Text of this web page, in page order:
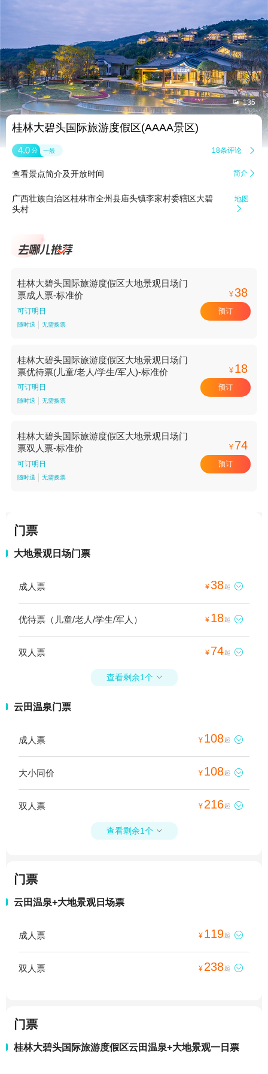
 135
桂林大碧头国际旅游度假区(AAAA景区)
4.0 分 一般 18条评论 
查看景点简介及开放时间 简介 
广西壮族自治区桂林市全州县庙头镇李家村委辖区大碧
头村
地图

桂林大碧头国际旅游度假区大地景观日场门
票成人票-标准价
可订明日
随时退 无需换票
¥38
预订
桂林大碧头国际旅游度假区大地景观日场门
票优待票(儿童/老人/学生/军人)-标准价
可订明日
随时退 无需换票
¥ 18
预订
桂林大碧头国际旅游度假区大地景观日场门
票双人票-标准价
可订明日
随时退 无需换票
¥ 74
预订
门票
大地景观日场门票
成人票 ¥38起 
优待票（儿童/老人/学生/军人） ¥ 18起 
双人票 ¥ 74起 
查看剩余1个 
云田温泉门票
成人票 ¥ 108起 
大小同价 ¥ 108起 
双人票 ¥ 216起 
查看剩余1个 
门票
云田温泉+大地景观日场票
成人票 ¥ 119起 
双人票 ¥ 238起 
门票
桂林大碧头国际旅游度假区云田温泉+大地景观一日票